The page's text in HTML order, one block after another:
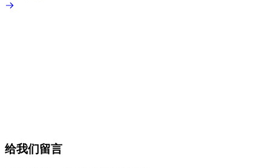
给我们留言